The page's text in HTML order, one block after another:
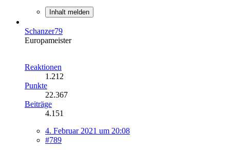
Inhalt melden
Schanzer79
Europameister
Reaktionen
1.212
Punkte
22.367
Beiträge
4.151
4. Februar 2021 um 20:08
#789